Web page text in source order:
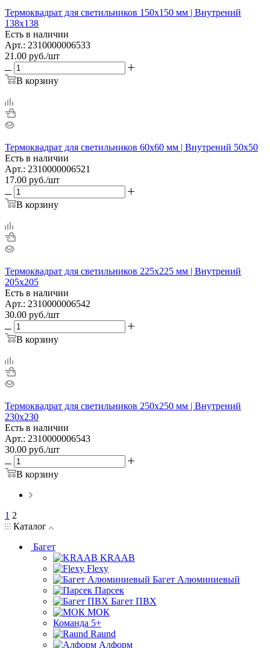
Термоквадрат для светильников 150х150 мм | Внутрений
138х138
Есть в наличии
Арт.: 2310000006533
21.00 руб./шт
В корзину
Термоквадрат для светильников 60х60 мм | Внутрений 50х50
Есть в наличии
Арт.: 2310000006521
17.00 руб./шт
В корзину
Термоквадрат для светильников 225х225 мм | Внутрений
205х205
Есть в наличии
Арт.: 2310000006542
30.00 руб./шт
В корзину
Термоквадрат для светильников 250х250 мм | Внутрений
230х230
Есть в наличии
Арт.: 2310000006543
30.00 руб./шт
В корзину
1 2
Каталог
Багет
KRAAB
Flexy
Багет Алюминиевый
Парсек
Багет ПВХ
МОК
Команда 5+
Raund
Алформ